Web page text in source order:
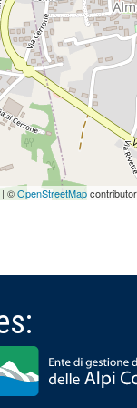
©OpenStreetMap